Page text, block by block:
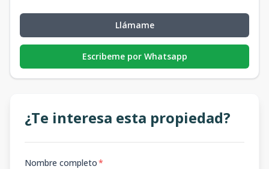
Llámame
Escribeme por Whatsapp
¿Te interesa esta propiedad?
Nombre completo*